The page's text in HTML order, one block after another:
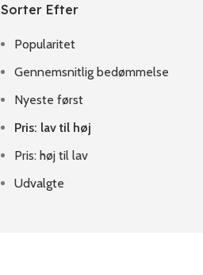
Sorter Efter
Popularitet
Gennemsnitlig bedømmelse
Nyeste først
Pris: lav til høj
Pris: høj til lav
Udvalgte